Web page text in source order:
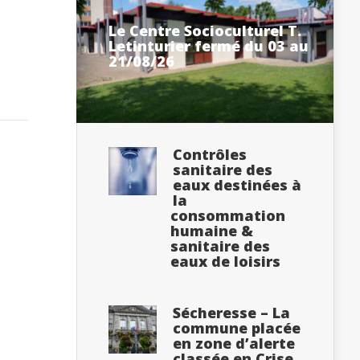
Le Centre Socioculturel T.
Letinturier fermé du 03 au
21/08/26
Contrôles
sanitaire des
eaux destinées à
la
consommation
humaine &
sanitaire des
eaux de loisirs
Sécheresse – La
commune placée
en zone d’alerte